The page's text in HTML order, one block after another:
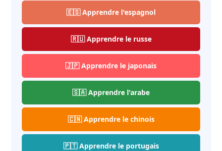
🇪🇸 Apprendre l'espagnol
🇷🇺 Apprendre le russe
🇯🇵 Apprendre le japonais
🇸🇦 Apprendre l'arabe
🇨🇳 Apprendre le chinois
🇵🇹 Apprendre le portugais